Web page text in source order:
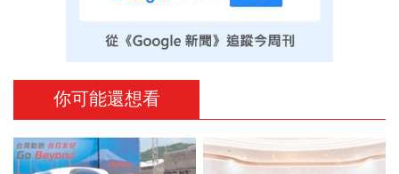
你可能還想看